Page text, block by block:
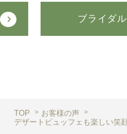
ブライダ
TOP
お客様の声
デザートビュッフェも楽しい笑